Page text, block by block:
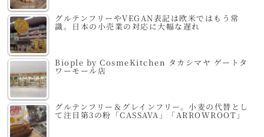
グルテンフリーやVEGAN表記は欧米ではもう常
識。日本の小売業の対応に大幅な遅れ
Biople by CosmeKitchen タカシマヤ ゲートタ
ワーモール店
グルテンフリー＆グレインフリー。小麦の代替とし
て注目第3の粉「CASSAVA」「ARROWROOT」